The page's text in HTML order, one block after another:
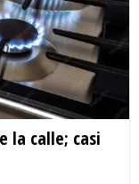
la calle; casi